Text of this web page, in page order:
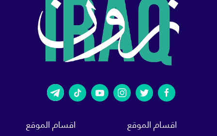
اقسام الموقع اقسام الموقع